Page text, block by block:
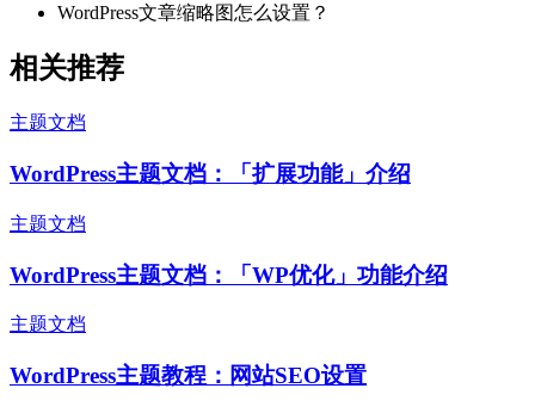
WordPress文章缩略图怎么设置？
相关推荐
主题文档
WordPress主题文档：「扩展功能」介绍
主题文档
WordPress主题文档：「WP优化」功能介绍
主题文档
WordPress主题教程：网站SEO设置